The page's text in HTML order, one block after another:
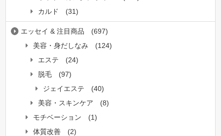
カルド
(31)
エッセイ & 注目商品
(697)
美容・身だしなみ
(124)
エステ
(24)
脱毛
(97)
ジェイエステ
(40)
美容・スキンケア
(8)
モチベーション
(1)
体質改善
(2)